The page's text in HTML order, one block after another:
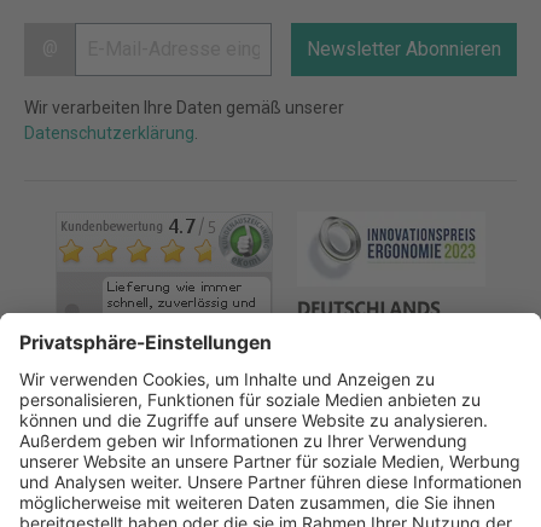
Newsletter Abonnieren
Wir verarbeiten Ihre Daten gemäß unserer
Datenschutzerklärung.